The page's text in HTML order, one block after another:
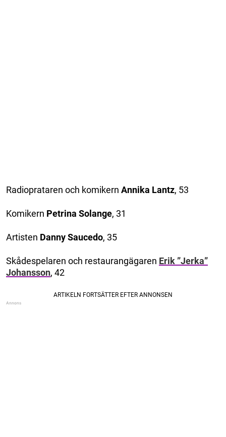
Radioprataren och komikern Annika Lantz, 53
Komikern Petrina Solange, 31
Artisten Danny Saucedo, 35
Skådespelaren och restaurangägaren Erik ”Jerka”
Johansson, 42